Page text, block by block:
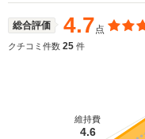
総合評価 4.7点
クチコミ件数 25 件
維持費
4.6